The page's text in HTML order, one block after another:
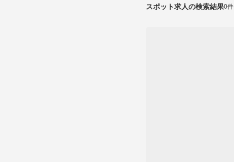
スポット求人の検索結果0件